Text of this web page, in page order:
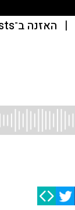
| האזנה ב־Apple Podcasts